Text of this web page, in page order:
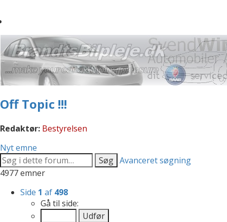
Off Topic !!!
Redaktør: Bestyrelsen
Nyt emne
Søg Avanceret søgning
4977 emner
Side 1 af 498
Gå til side: